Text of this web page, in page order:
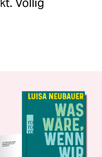
Völlig